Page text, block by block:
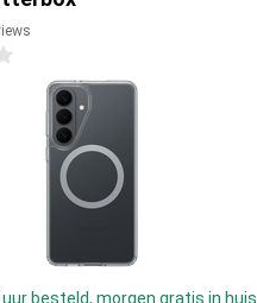
uur besteld, morgen gratis in huis